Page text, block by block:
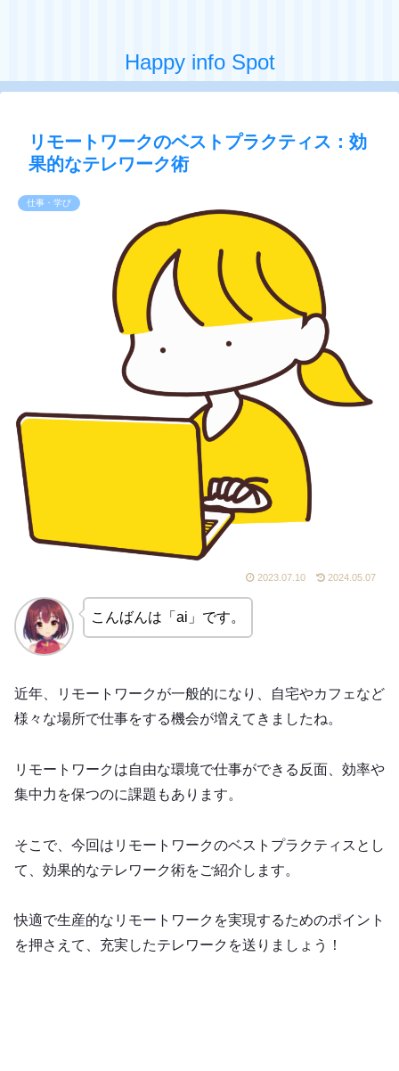
Happy info Spot
リモートワークのベストプラクティス：効
果的なテレワーク術
仕事・学び
2023.07.10 2024.05.07
こんばんは「ai」です。
近年、リモートワークが一般的になり、自宅やカフェなど
様々な場所で仕事をする機会が増えてきましたね。
リモートワークは自由な環境で仕事ができる反面、効率や
集中力を保つのに課題もあります。
そこで、今回はリモートワークのベストプラクティスとし
て、効果的なテレワーク術をご紹介します。
快適で生産的なリモートワークを実現するためのポイント
を押さえて、充実したテレワークを送りましょう！